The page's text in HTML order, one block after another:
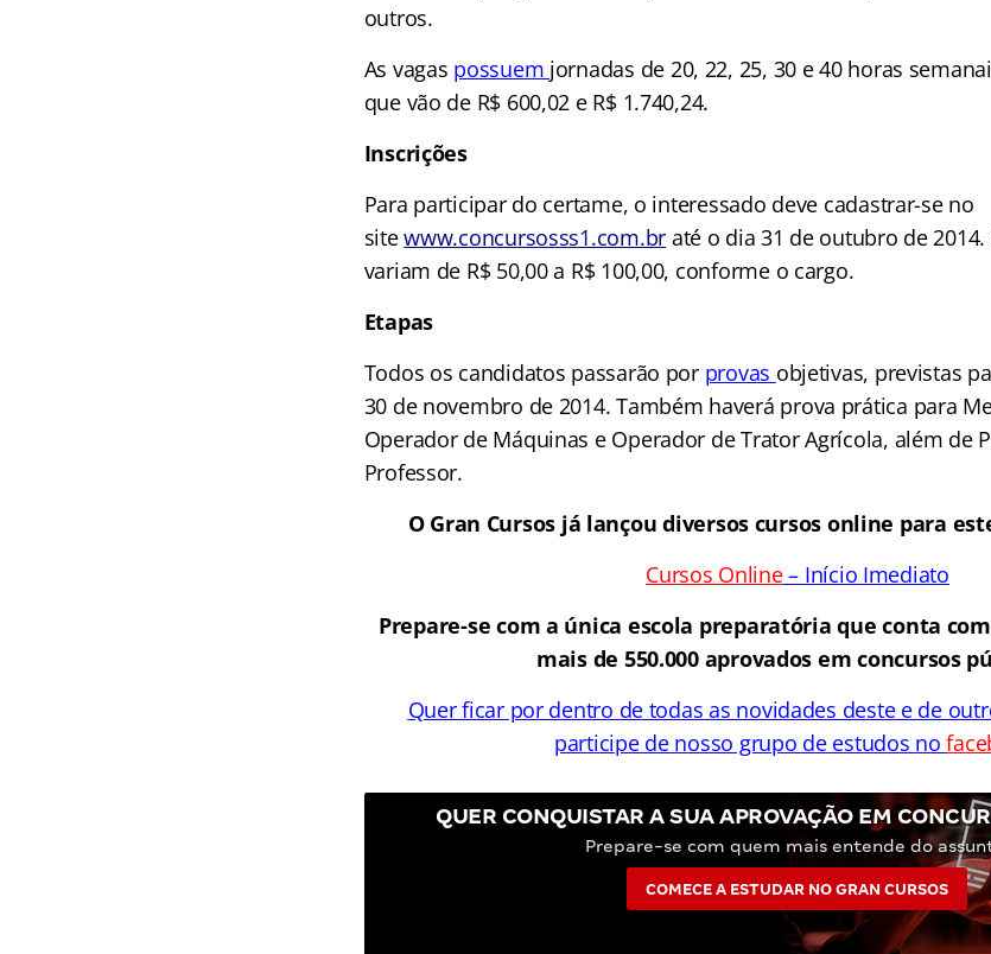
outros.
As vagas possuem jornadas de 20, 22, 25, 30 e 40 horas
que vão de R$ 600,02 e R$ 1.740,24.
Inscrições
Para participar do certame, o interessado deve cadastrar-se no
sitewww.concursosss1.com.br até o dia 31 de outubro de
variam de R$ 50,00 a R$ 100,00, conforme o cargo.
Etapas
Todos os candidatos passarão por provas objetivas, previstas
30 de novembro de 2014. Também haverá prova prática para
Operador de Máquinas e Operador de Trator Agrícola, além de
Professor.
O Gran Cursos já lançou diversos cursos online para
Cursos Online– Início Imediato
Prepare-se com a única escola preparatória que conta
mais de 550.000 aprovados em concursos
Quer ficar por dentro de todas as novidades deste e de
participe de nosso grupo de estudos no
QUER CONQUISTAR A SUA APROVAÇÃO EM
Prepare-se com quem mais entende do
COMECE A ESTUDAR NO GRAN CURSOS